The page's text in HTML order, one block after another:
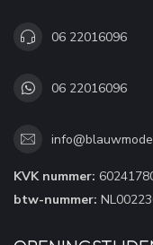
06 22016096
06 22016096
KVK nummer:
btw-nummer: